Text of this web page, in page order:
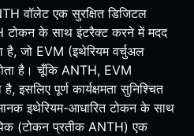
वॉलेट एक सुरक्षित डिजिटल
के साथ इंटरैक्ट करने में मदद
है, जो EVM (इथेरियम वर्चुअल
है। चूँकि ANTH, EVM
इसलिए पूर्ण कार्यक्षमता सुनिश्चित
इथेरियम-आधारित टोकन के साथ
(टोकन प्रतीक ANTH) एक